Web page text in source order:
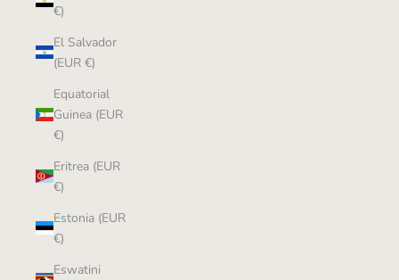
€)
El Salvador
(EUR €)
Equatorial
Guinea (EUR
€)
Eritrea (EUR
€)
Estonia (EUR
€)
Eswatini